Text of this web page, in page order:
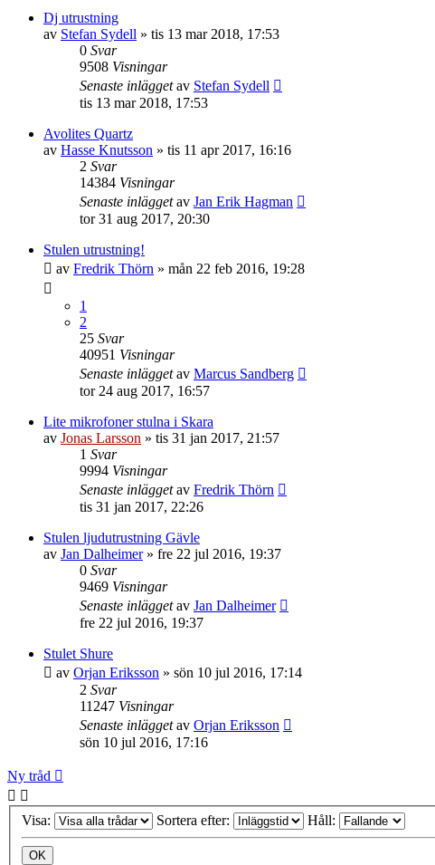
Dj utrustning
av Stefan Sydell » tis 13 mar 2018, 17:53
0 Svar
9508 Visningar
Senaste inläggetav Stefan Sydell
tis 13 mar 2018, 17:53
Avolites Quartz
av Hasse Knutsson » tis 11 apr 2017, 16:16
2 Svar
14384 Visningar
Senaste inläggetav Jan Erik Hagman
tor 31 aug 2017, 20:30
Stulen utrustning!
av Fredrik Thörn » mån 22 feb 2016, 19:28
1
2
25 Svar
40951 Visningar
Senaste inläggetav Marcus Sandberg
tor 24 aug 2017, 16:57
Lite mikrofoner stulna i Skara
av Jonas Larsson » tis 31 jan 2017, 21:57
1 Svar
9994 Visningar
Senaste inläggetav Fredrik Thörn
tis 31 jan 2017, 22:26
Stulen ljudutrustning Gävle
av Jan Dalheimer» fre 22 jul 2016, 19:37
0 Svar
9469 Visningar
Senaste inläggetav Jan Dalheimer
fre 22 jul 2016, 19:37
Stulet Shure
av Orjan Eriksson » sön 10 jul 2016, 17:14
2 Svar
11247 Visningar
Senaste inläggetav Orjan Eriksson
sön 10 jul 2016, 17:16
Ny tråd
Visa: Sortera efter: Håll: